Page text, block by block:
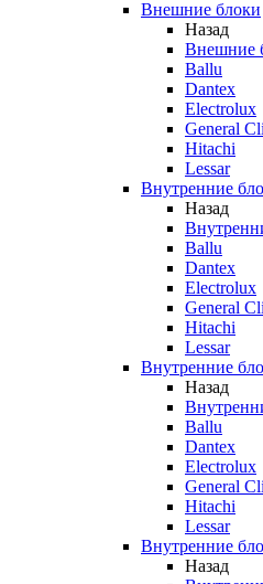
Внешние блоки
Назад
Внешние
Ballu
Dantex
Electrolux
General
Hitachi
Lessar
Внутренние
Назад
Ballu
Dantex
Electrolux
General
Hitachi
Lessar
Внутренние
Назад
Ballu
Dantex
Electrolux
General
Hitachi
Lessar
Внутренние
Назад